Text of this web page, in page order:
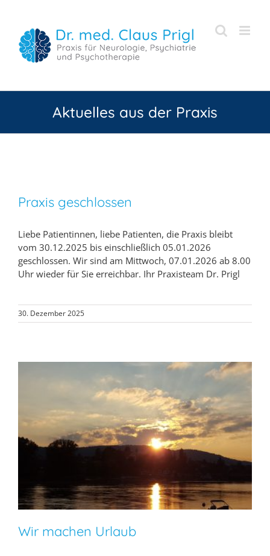
springen
Aktuelles aus der Praxis
Praxis geschlossen
Liebe Patientinnen, liebe Patienten, die Praxis bleibt
vom 30.12.2025 bis einschließlich 05.01.2026
geschlossen. Wir sind am Mittwoch, 07.01.2026 ab 8.00
Uhr wieder für Sie erreichbar. Ihr Praxisteam Dr. Prigl
30. Dezember 2025
Wir machen Urlaub